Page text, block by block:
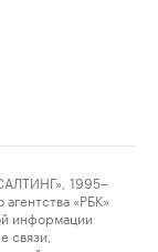
1995–
«РБК»
информации
связи,